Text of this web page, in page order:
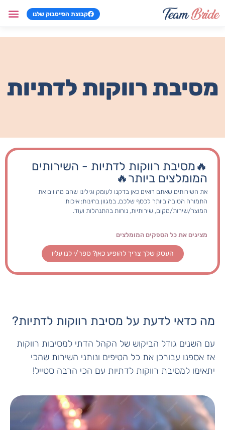
קבוצת הפייסבוק שלנו
מסיבת רווקות לדתיות
🔥מסיבת רווקות לדתיות - השירותים
המומלצים ביותר🔥
את השירותים שאתם רואים כאן בדקנו לעומק וגילינו שהם מהווים את
התמורה הטובה ביותר לכסף שלכם, במגוון בחינות: איכות
המוצר/שירות/מקום, שירותיות, נוחות בהתנהלות ועוד.
העסק שלך צריך להופיע כאן? ספר/י לנו עליו
מה כדאי לדעת על מסיבת רווקות לדתיות?
עם השנים גודל הביקוש של הקהל הדתי למסיבות רווקות
אז אספנו עבורכן את כל הטיפים ונותני השירות שהכי
יתאימו למסיבת רווקות לדתיות עם הכי הרבה סטייל!